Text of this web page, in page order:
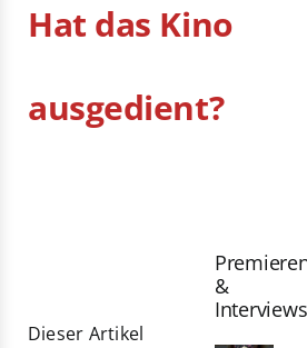
Hat das Kino
ausgedient?
Dieser Artikel
&
Interviews